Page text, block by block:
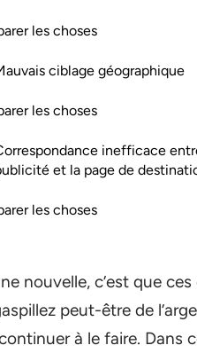
les choses
ciblage géographique
les choses
inefficace
et la page de
les choses
nouvelle, c’est que
peut-être de
à le faire. Dans